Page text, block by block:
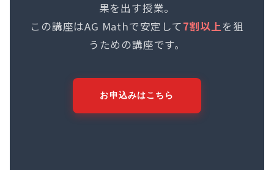
果を出す授業。
この講座はAG Mathで安定して7割以上を狙
うための講座です。
お申込みはこちら